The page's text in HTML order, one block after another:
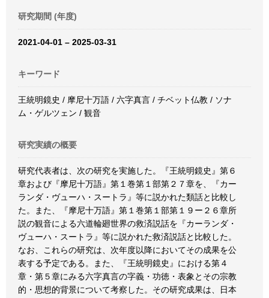
研究期間 (年度)
2021-04-01 – 2025-03-31
キーワード
王統明鏡史 / 摩尼十万語 / 六字真言 / チベット仏教 / ソナ
ム・ゲルツェン / 観音
研究実績の概要
研究代表者は、次の研究を実施した。『王統明鏡史』第６
章および『摩尼十万語』第１巻第１部第２７章を、『カー
ランダ・ヴューハ・スートラ』等に説かれた類話と比較し
た。また、『摩尼十万語』第１巻第１部第１９ー２６章所
説の観音による六道輪廻世界の救済説話を『カーランダ・
ヴューハ・スートラ』等に説かれた救済説話と比較した。
なお、これらの研究は、次年度以降においてその成果を公
表する予定である。また、『王統明鏡史』における第４
章・第５章にみる六字真言の字義・功徳・表象とその宗教
的・思想的背景について考察した。その研究成果は、日本